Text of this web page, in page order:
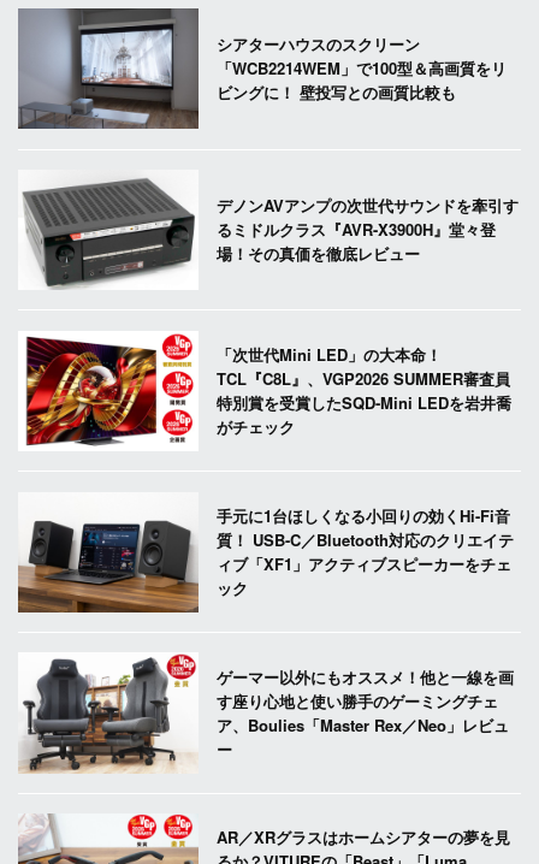
シアターハウスのスクリーン
「WCB2214WEM」で100型＆高画質をリ
ビングに！ 壁投写との画質比較も
デノンAVアンプの次世代サウンドを牽引す
るミドルクラス『AVR-X3900H』堂々登
場！その真価を徹底レビュー
「次世代Mini LED」の大本命！
TCL『C8L』、VGP2026 SUMMER審査員
特別賞を受賞したSQD-Mini LEDを岩井喬
がチェック
手元に1台ほしくなる小回りの効くHi-Fi音
質！ USB-C／Bluetooth対応のクリエイテ
ィブ「XF1」アクティブスピーカーをチェ
ック
ゲーマー以外にもオススメ！他と一線を画
す座り心地と使い勝手のゲーミングチェ
ア、Boulies「Master Rex／Neo」レビュ
ー
AR／XRグラスはホームシアターの夢を見